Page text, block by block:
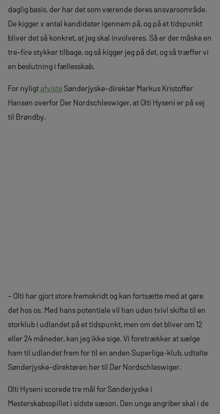
daglig basis, der har det som værende deres ansvarsområde.
De kigger x antal kandidater igennem på, og på et tidspunkt
bliver det så konkret, at jeg skal involveres. Så er der måske en
tre-fire stykker tilbage, og så kigger jeg på det, og så træffer vi
en beslutning i fællesskab.
For nyligtafvisteSønderjyske-direktør Markus Kristoffer
Hansen overfor Der Nordschleswiger, at Olti Hyseni er på vej
til Brøndby.
– Olti har gjort store fremskridt og kan fortsætte med at gøre
det hos os. Med hans potentiale vil han uden tvivl skifte til en
storklub i udlandet på et tidspunkt, men om det bliver om 12
eller 24 måneder, kan jeg ikke sige. Vi foretrækker at sælge
ham til udlandet frem for til en anden Superliga-klub, udtalte
Sønderjyske-direktøren her til Der Nordschleswiger.
Olti Hyseni scorede tre mål for Sønderjyske i
Mesterskabsspillet i sidste sæson. Den unge angriber skal i de